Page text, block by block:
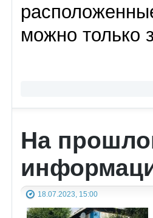
можно только
На
18.07.2023, 15:00